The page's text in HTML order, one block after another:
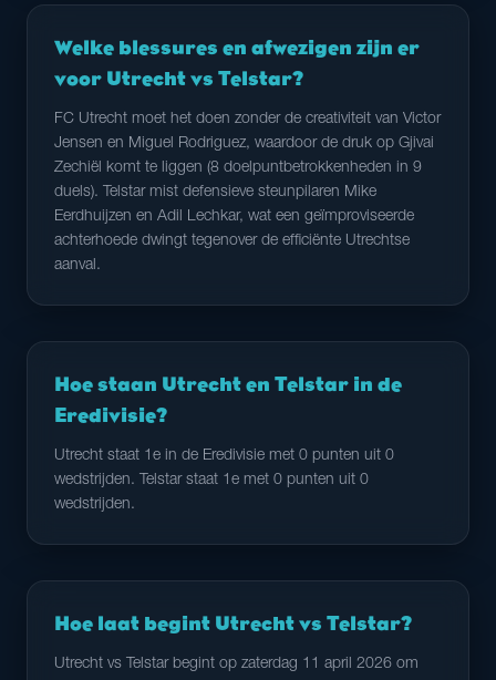
Welke blessures en afwezigen zijn er
voor Utrecht vs Telstar?
FC Utrecht moet het doen zonder de creativiteit van Victor
Jensen en Miguel Rodriguez, waardoor de druk op Gjivai
Zechiël komt te liggen (8 doelpuntbetrokkenheden in 9
duels). Telstar mist defensieve steunpilaren Mike
Eerdhuijzen en Adil Lechkar, wat een geïmproviseerde
achterhoede dwingt tegenover de efficiënte Utrechtse
aanval.
Hoe staan Utrecht en Telstar in de
Eredivisie?
Utrecht staat 1e in de Eredivisie met 0 punten uit 0
wedstrijden. Telstar staat 1e met 0 punten uit 0
wedstrijden.
Hoe laat begint Utrecht vs Telstar?
Utrecht vs Telstar begint op zaterdag 11 april 2026 om